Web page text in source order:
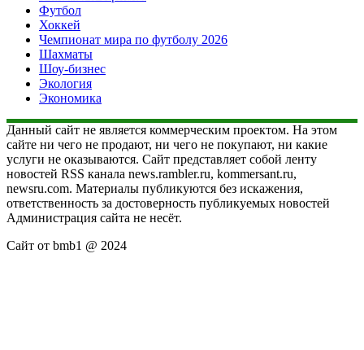
Футбол
Хоккей
Чемпионат мира по футболу 2026
Шахматы
Шоу-бизнес
Экология
Экономика
Данный сайт не является коммерческим проектом. На этом
сайте ни чего не продают, ни чего не покупают, ни какие
услуги не оказываются. Сайт представляет собой ленту
новостей RSS канала news.rambler.ru, kommersant.ru,
newsru.com. Материалы публикуются без искажения,
ответственность за достоверность публикуемых новостей
Администрация сайта не несёт.
Сайт от bmb1 @ 2024